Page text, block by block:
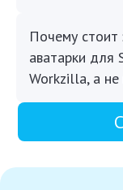
Почему стоит
аватарки для
Workzilla, а не